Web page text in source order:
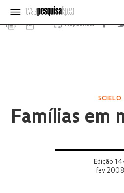
Republicar
SCIELO
Famílias em
Edição
fev 2008